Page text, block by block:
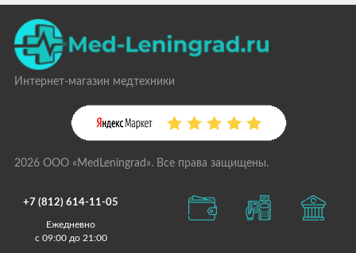
Интернет-магазин медтехники
2026 ООО «MedLeningrad». Все права защищены.
+7 (812) 614-11-05
Ежедневно
с 09:00 до 21:00